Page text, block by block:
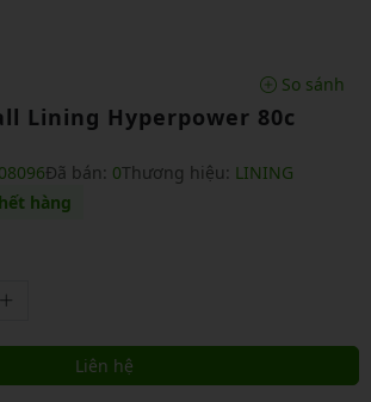
So sánh
Lining Hyperpower 80c
Đã bán: 0Thương hiệu: LINING
hàng
Liên hệ